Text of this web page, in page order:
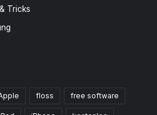
Tricks
floss free software